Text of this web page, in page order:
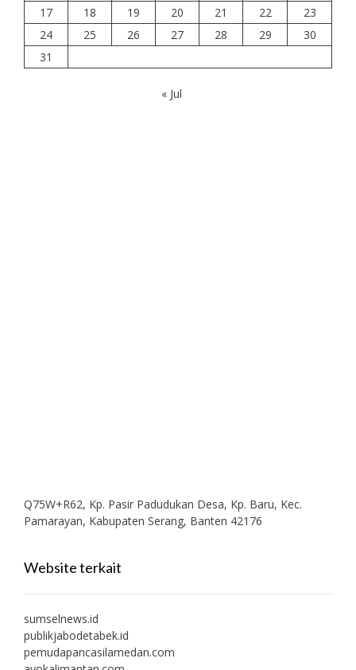
17
18 19 20 21 22
23
24
25 26 27 28 29
30
31
« Jul
Q75W+R62, Kp. Pasir Padudukan Desa, Kp. Baru, Kec.
Pamarayan, Kabupaten Serang, Banten 42176
Website terkait
sumselnews.id
publikjabodetabek.id
pemudapancasilamedan.com